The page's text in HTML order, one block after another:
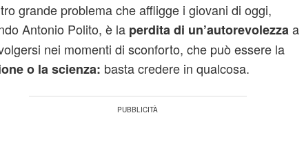
grande problema che affligge i giovani di oggi,
Antonio Polito, è la perdita di un’autorevolezza a
nei momenti di sconforto, che può essere la
o la scienza: basta credere in qualcosa.